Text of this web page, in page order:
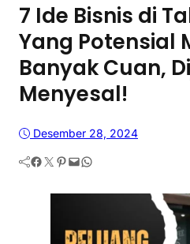
7 Ide Bisnis di
Yang Potensial
Banyak Cuan,
Menyesal!
Desember 28, 2024
Facebook Twitter Pinterest Mail WhatsApp